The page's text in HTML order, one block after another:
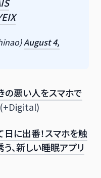
August 4,
の悪い人をスマホで
(+Digital)
日に出番！スマホを触
、新しい睡眠アプリ